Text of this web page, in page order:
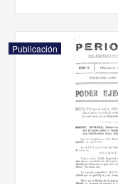
Publicación